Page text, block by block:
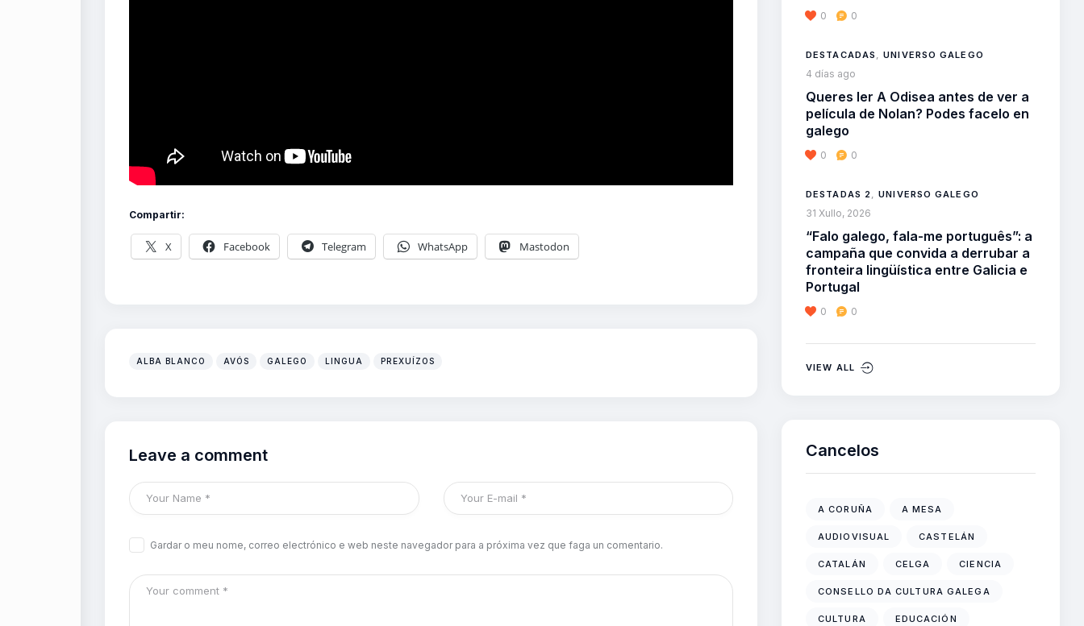
Compartir:
X Facebook Telegram WhatsApp Mastodon
ALBA BLANCO AVÓS GALEGO LINGUA PREXUÍZOS
Leave a comment
Gardar o meu nome, correo electrónico e web neste navegador para a próxima vez que faga un comentario.
0 0
DESTACADAS ,UNIVERSO GALEGO
4 días ago
Queres ler A Odisea antes de ver a
película de Nolan? Podes facelo en
galego
0 0
DESTADAS 2 ,UNIVERSO GALEGO
31 Xullo, 2026
“Falo galego, fala-me português”: a
campaña que convida a derrubar a
fronteira lingüística entre Galicia e
Portugal
0 0
VIEW ALL
Cancelos
A CORUÑA A MESA
AUDIOVISUAL CASTELÁN
CATALÁN CELGA CIENCIA
CONSELLO DA CULTURA GALEGA
CULTURA EDUCACIÓN